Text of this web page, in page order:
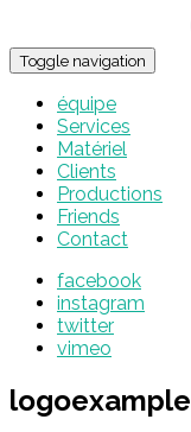
Toggle navigation
équipe
Services
Matériel
Clients
Productions
Friends
Contact
facebook
instagram
twitter
vimeo
logoexample